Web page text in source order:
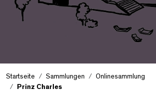
Startseite Sammlungen
Onlinesammlung
Prinz Charles